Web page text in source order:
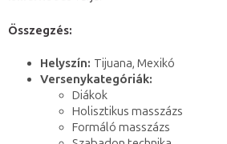
Összegzés:
Helyszín: Tijuana, Mexikó
Versenykategóriák:
Diákok
Holisztikus masszázs
Formáló masszázs